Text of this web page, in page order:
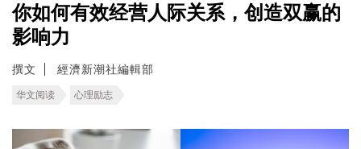
你如何有效经营人际关系，创造双赢的
影响力
撰文 經濟新潮社編輯部
华文阅读 心理励志